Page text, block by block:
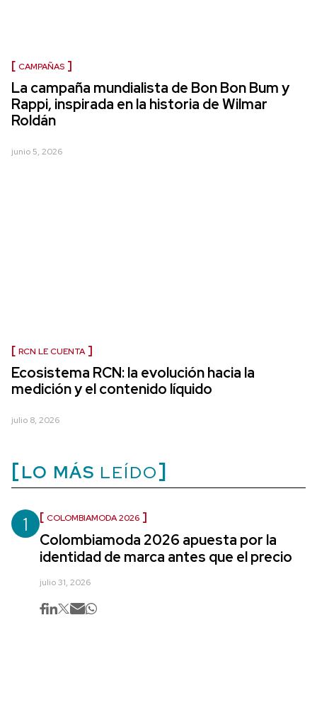
CAMPAÑAS
La campaña mundialista de Bon Bon Bum y
Rappi, inspirada en la historia de Wilmar
Roldán
junio 5, 2026
RCN LE CUENTA
Ecosistema RCN: la evolución hacia la
medición y el contenido líquido
julio 8, 2026
LO MÁS LEÍDO
1 COLOMBIAMODA 2026
Colombiamoda 2026 apuesta por la
identidad de marca antes que el precio
julio 31, 2026